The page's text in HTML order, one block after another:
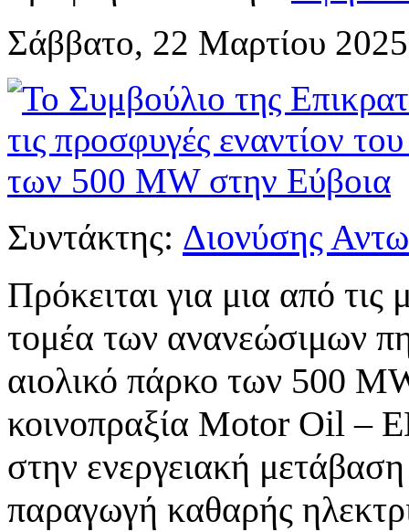
Σάββατο, 22 Μαρτίου
Συντάκτης: Διονύσης
Πρόκειται για μια από τις
τομέα των ανανεώσιμων
αιολικό πάρκο των 500
κοινοπραξία Motor Oil –
στην ενεργειακή
παραγωγή καθαρής